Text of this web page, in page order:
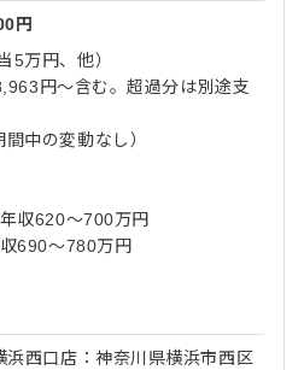
円
5万円、他）
円～含む。超過分は別途支
中の変動なし）
収620～700万円
690～780万円
浜西口店：神奈川県横浜市西区